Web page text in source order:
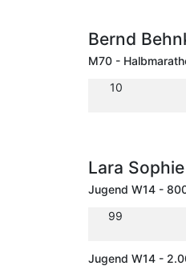
Bernd
M70 -
10
Lara
Jugend W14 -
99
Jugend W14 -